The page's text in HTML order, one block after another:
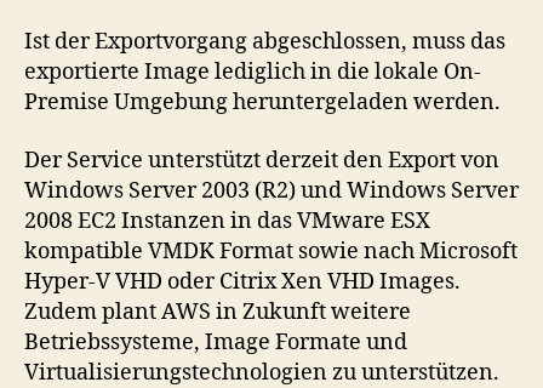
Ist der Exportvorgang abgeschlossen, muss das
exportierte Image lediglich in die lokale On-
Premise Umgebung heruntergeladen werden.
Der Service unterstützt derzeit den Export von
Windows Server 2003 (R2) und Windows Server
2008 EC2 Instanzen in das VMware ESX
kompatible VMDK Format sowie nach Microsoft
Hyper-V VHD oder Citrix Xen VHD Images.
Zudem plant AWS in Zukunft weitere
Betriebssysteme, Image Formate und
Virtualisierungstechnologien zu unterstützen.